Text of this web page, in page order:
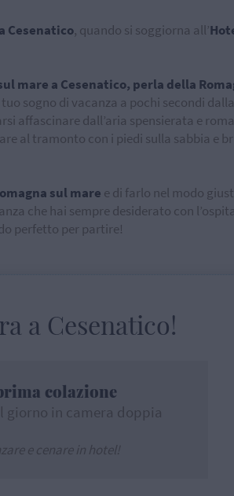
Cesenatico, quando si soggiorna all’
mare a Cesenatico, perla della
sogno di vacanza a pochi secondi dalla
affascinare dall’aria spensierata e
al tramonto con i piedi sulla sabbia e
sul mare e di farlo nel modo
che hai sempre desiderato con
perfetto per partire!
a Cesenatico!
colazione
giorno in camera doppia
e cenare in hotel!